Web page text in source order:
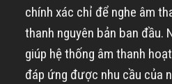
chính xác chỉ để nghe âm
thanh nguyên bản ban đầu.
giúp hệ thống âm thanh
đáp ứng được nhu cầu của